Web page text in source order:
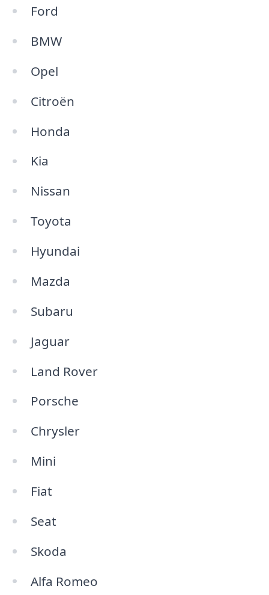
Ford
BMW
Opel
Citroën
Honda
Kia
Nissan
Toyota
Hyundai
Mazda
Subaru
Jaguar
Land Rover
Porsche
Chrysler
Mini
Fiat
Seat
Skoda
Alfa Romeo